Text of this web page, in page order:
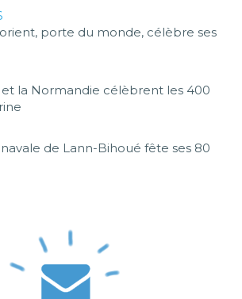
porte du monde, célèbre ses
la Normandie célèbrent les 400
de Lann-Bihoué fête ses 80